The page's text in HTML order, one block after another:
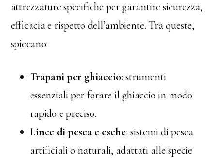
attrezzature specifiche per garantire sicurezza,
efficacia e rispetto dell’ambiente. Tra queste,
spiccano:
Trapani per ghiaccio: strumenti
essenziali per forare il ghiaccio in modo
rapido e preciso.
Linee di pesca e esche: sistemi di pesca
artificiali o naturali, adattati alle specie